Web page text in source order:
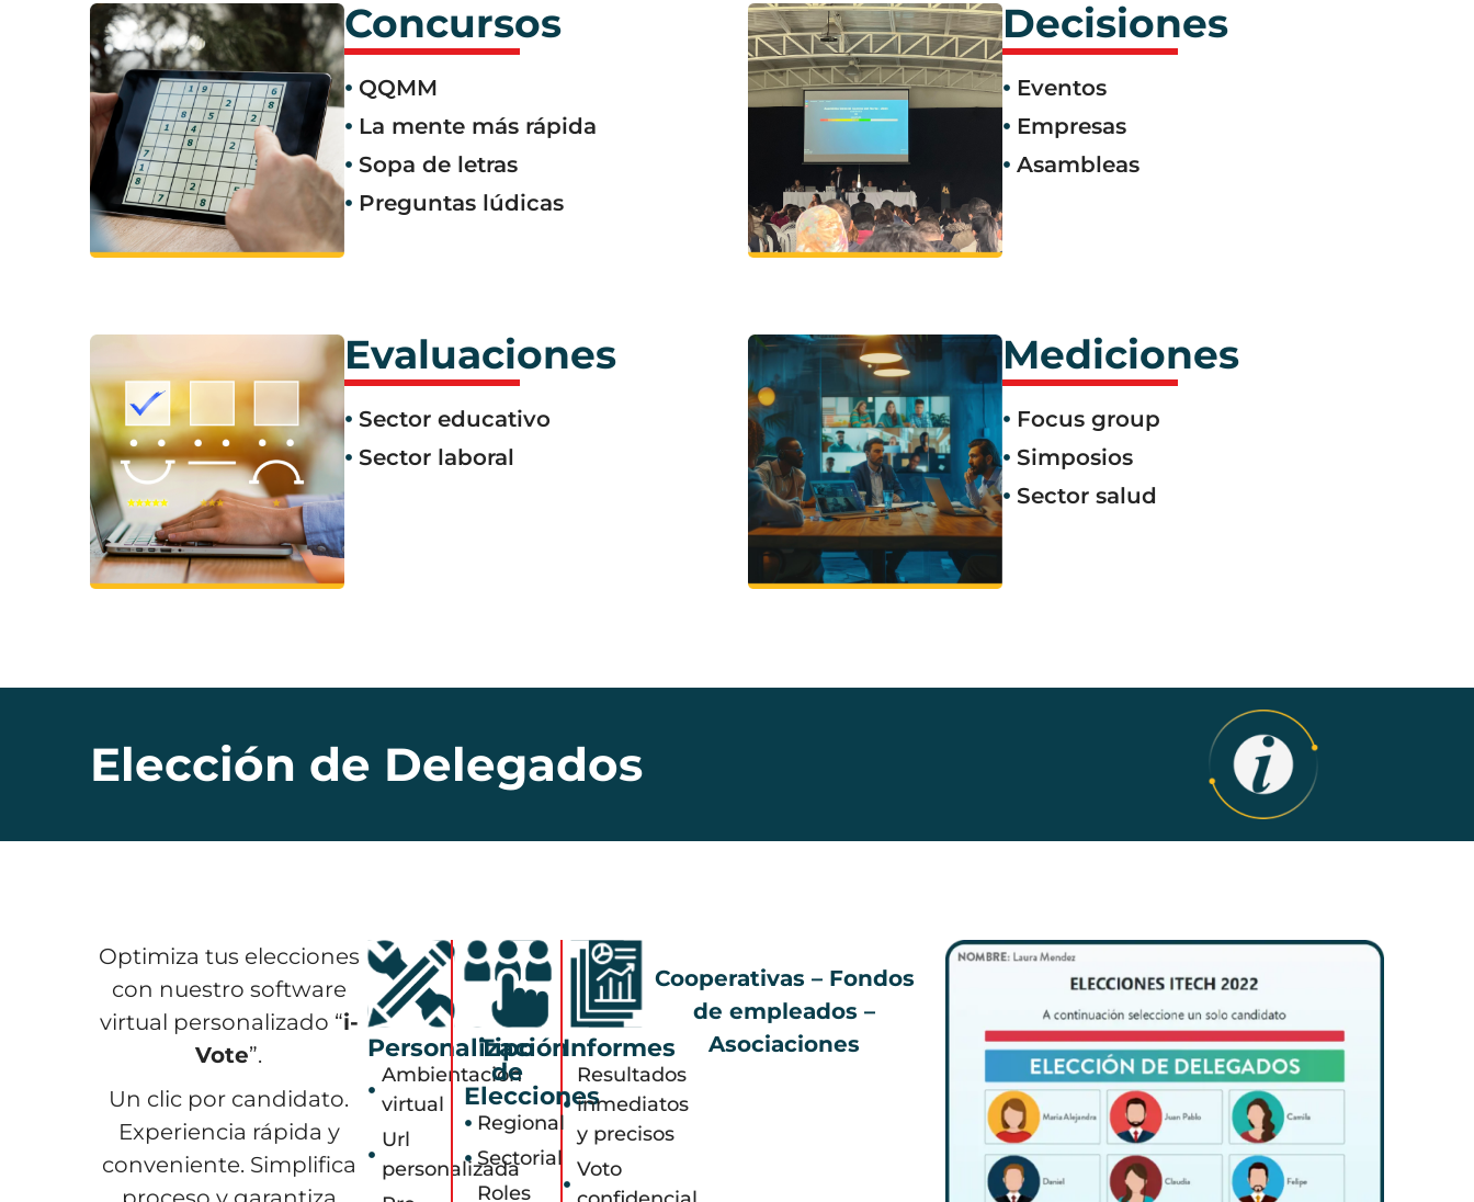
Concursos
QQMM
La mente más rápida
Sopa de letras
Preguntas lúdicas
Decisiones
Eventos
Empresas
Asambleas
Evaluaciones
Sector educativo
Sector laboral
Mediciones
Focus group
Simposios
Sector salud
Elección de Delegados
Optimiza tus elecciones
con nuestro software
virtual personalizado “i-
Vote”.
Un clic por candidato.
Experiencia rápida y
conveniente. Simplifica
Personalización
Ambientación
virtual
Url
personalizada
Tipo
de
Elecciones
Regional
Sectorial
Roles
Informes
Resultados
inmediatos
y precisos
Voto
Cooperativas – Fondos
de empleados –
Asociaciones